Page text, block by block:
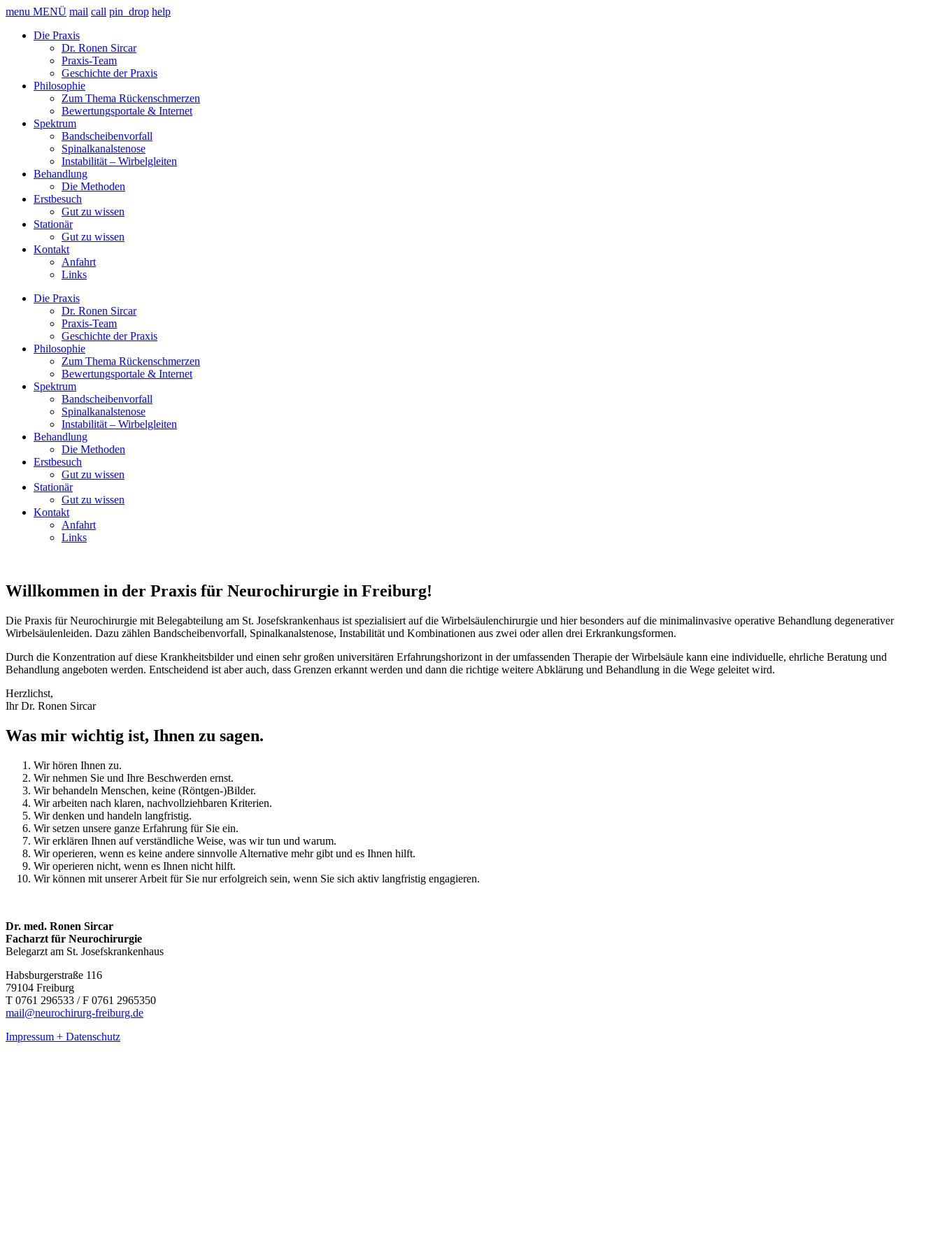
Skip
content
menu MENÜ mail call pin_drop help
Die Praxis
Dr. Ronen Sircar
Praxis-Team
Geschichte der Praxis
Philosophie
Zum Thema Rückenschmerzen
Bewertungsportale & Internet
Spektrum
Bandscheibenvorfall
Spinalkanalstenose
Instabilität – Wirbelgleiten
Behandlung
Die Methoden
Erstbesuch
Gut zu wissen
Stationär
Gut zu wissen
Kontakt
Anfahrt
Links
Die Praxis
Dr. Ronen Sircar
Praxis-Team
Geschichte der Praxis
Philosophie
Zum Thema Rückenschmerzen
Bewertungsportale & Internet
Spektrum
Bandscheibenvorfall
Spinalkanalstenose
Instabilität – Wirbelgleiten
Behandlung
Die Methoden
Erstbesuch
Gut zu wissen
Stationär
Gut zu wissen
Kontakt
Anfahrt
Links
für
Neurochirurgie
Freiburg
mit
Belegabteilung
St.
Josefskrankenhaus
Willkommen in der Praxis für Neurochirurgie in Freiburg!
Die Praxis für Neurochirurgie mit Belegabteilung am St. Josefskrankenhaus ist spezialisiert auf die Wirbelsäulenchirurgie und hier besonders auf die minimalinvasive operative Behandlung degenerativer
Wirbelsäulenleiden. Dazu zählen Bandscheibenvorfall, Spinalkanalstenose, Instabilität und Kombinationen aus zwei oder allen drei Erkrankungsformen.
Durch die Konzentration auf diese Krankheitsbilder und einen sehr großen universitären Erfahrungshorizont in der umfassenden Therapie der Wirbelsäule kann eine individuelle, ehrliche Beratung und
Behandlung angeboten werden. Entscheidend ist aber auch, dass Grenzen erkannt werden und dann die richtige weitere Abklärung und Behandlung in die Wege geleitet wird.
Herzlichst,
Ihr Dr. Ronen Sircar
Was mir wichtig ist, Ihnen zu sagen.
Wir hören Ihnen zu.
Wir nehmen Sie und Ihre Beschwerden ernst.
Wir behandeln Menschen, keine (Röntgen-)Bilder.
Wir arbeiten nach klaren, nachvollziehbaren Kriterien.
Wir denken und handeln langfristig.
Wir setzen unsere ganze Erfahrung für Sie ein.
Wir erklären Ihnen auf verständliche Weise, was wir tun und warum.
Wir operieren, wenn es keine andere sinnvolle Alternative mehr gibt und es Ihnen hilft.
Wir operieren nicht, wenn es Ihnen nicht hilft.
Wir können mit unserer Arbeit für Sie nur erfolgreich sein, wenn Sie sich aktiv langfristig engagieren.
Dr. med. Ronen Sircar
Facharzt für Neurochirurgie
Belegarzt am St. Josefskrankenhaus
Habsburgerstraße 116
79104 Freiburg
T 0761 296533 / F 0761 2965350
mail@neurochirurg-freiburg.de
Impressum + Datenschutz